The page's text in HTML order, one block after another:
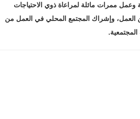
وعمل ممرات مائلة لمراعاة ذوي ‏الاحتياجات
العمل، وإشراك المجتمع ‏المحلي ‏في العمل من